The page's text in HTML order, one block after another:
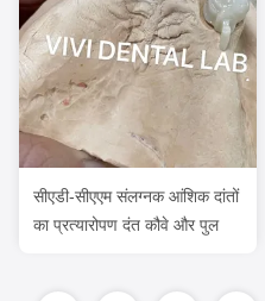
सीएडी-सीएएम संलग्नक आंशिक दांतों
का प्रत्यारोपण दंत कौवे और पुल